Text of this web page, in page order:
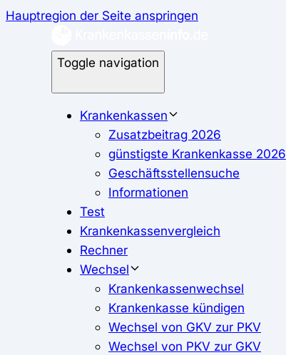
Hauptregion der Seite anspringen
Toggle navigation
Krankenkassen
Zusatzbeitrag 2026
günstigste Krankenkasse 2026
Geschäftsstellensuche
Informationen
Test
Krankenkassenvergleich
Rechner
Wechsel
Krankenkassenwechsel
Krankenkasse kündigen
Wechsel von GKV zur PKV
Wechsel von PKV zur GKV